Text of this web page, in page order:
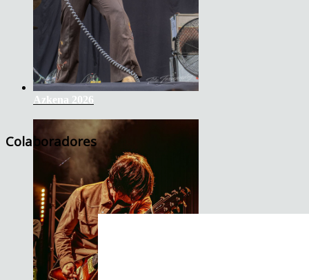
Azkena 2026
Colaboradores